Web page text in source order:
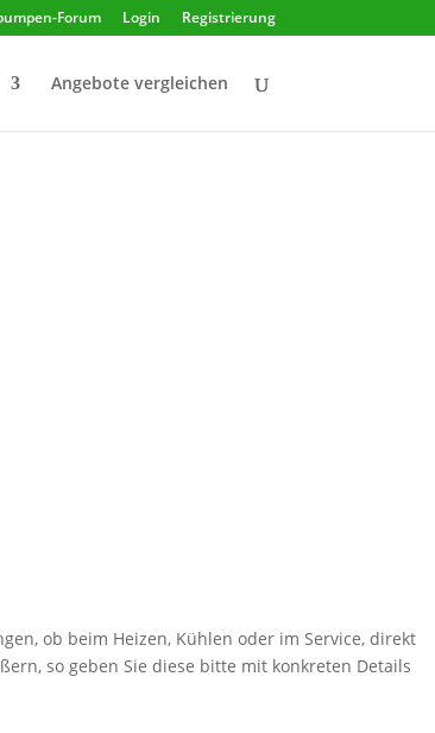
Forum Login Registrierung
Angebote vergleichen
ob beim Heizen, Kühlen oder im Service, direkt
so geben Sie diese bitte mit konkreten Details